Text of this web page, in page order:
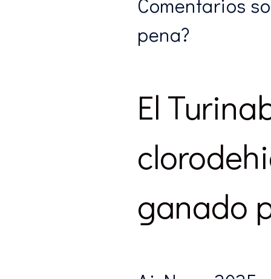
Comentarios
pena?
El
ganado